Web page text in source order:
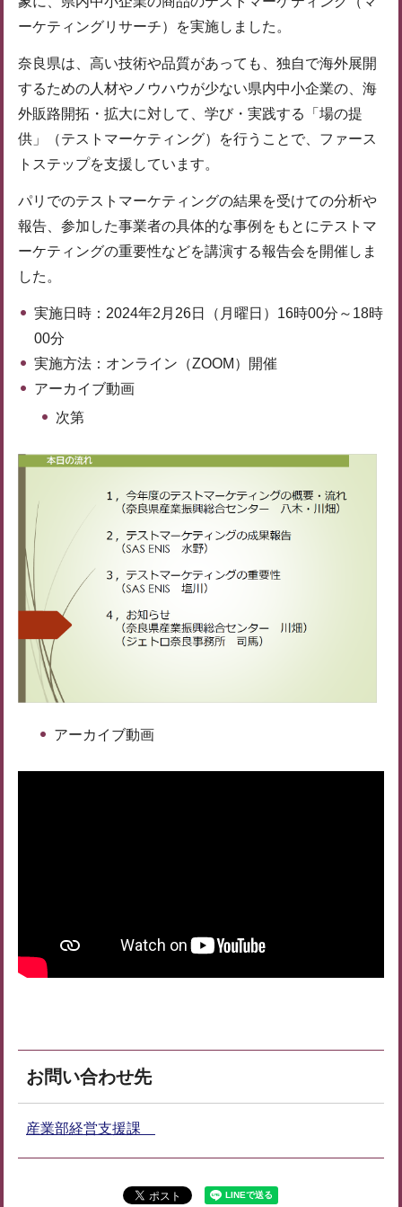
ーケティングリサーチ）を実施しました。
奈良県は、高い技術や品質があっても、独自で海外展開
するための人材やノウハウが少ない県内中小企業の、海
外販路開拓・拡大に対して、学び・実践する「場の提
供」（テストマーケティング）を行うことで、ファース
トステップを支援しています。
パリでのテストマーケティングの結果を受けての分析や
報告、参加した事業者の具体的な事例をもとにテストマ
ーケティングの重要性などを講演する報告会を開催しま
した。
実施日時：2024年2月26日（月曜日）16時00分～18時
00分
実施方法：オンライン（ZOOM）開催
アーカイブ動画
次第
アーカイブ動画
お問い合わせ先
産業部経営支援課